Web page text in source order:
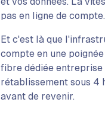
pas en ligne de compte.
Et c'est là que
compte en une
fibre dédiée entreprise
rétablissement sous 4
avant de revenir.